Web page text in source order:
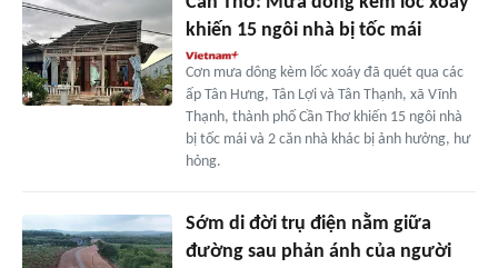
khiến 15 ngôi nhà bị tốc mái
Cơn mưa dông kèm lốc xoáy đã quét qua các
ấp Tân Hưng, Tân Lợi và Tân Thạnh, xã Vĩnh
Thạnh, thành phố Cần Thơ khiến 15 ngôi nhà
bị tốc mái và 2 căn nhà khác bị ảnh hưởng, hư
hỏng.
Sớm di đời trụ điện nằm giữa
đường sau phản ánh của người